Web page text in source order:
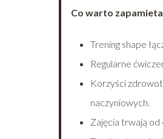
Co warto
Trening shape
Regularne
Korzyści
naczyniowych.
Zajęcia trwają od